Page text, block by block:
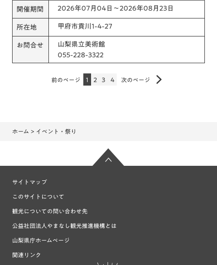
開催期間 2026年07月04日～2026年08月23日
所在地 甲府市貢川1-4-27
お問合せ
山梨県立美術館
055-228-3322
前のページ 1 2 3 4 次のページ
ホーム > イベント・祭り
サイトマップ
このサイトについて
観光についての問い合わせ先
公益社団法人やまなし観光推進機構とは
山梨県庁ホームページ
関連リンク